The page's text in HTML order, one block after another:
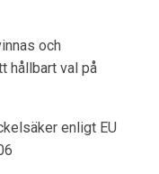
och
hållbart val på
enligt EU